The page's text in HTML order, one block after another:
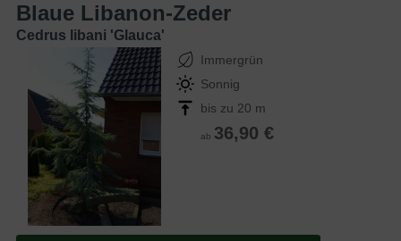
Blaue Libanon-Zeder
Cedrus libani 'Glauca'
Immergrün
Sonnig
bis zu 20 m
ab 36,90 €